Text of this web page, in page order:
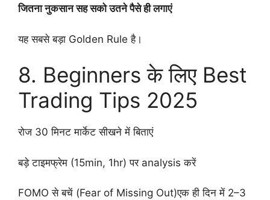
जितना नुकसान सह सको उतने पैसे ही लगाएं
यह सबसे बड़ा Golden Rule है।
8. Beginners के लिए Best
Trading Tips 2025
रोज 30 मिनट मार्केट सीखने में बिताएं
बड़े टाइमफ्रेम (15min, 1hr) पर analysis करें
FOMO से बचें (Fear of Missing Out)एक ही दिन में 2–3